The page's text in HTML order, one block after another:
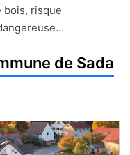
bois, risque
de Sada